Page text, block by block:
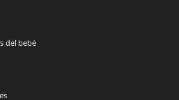
del bebé